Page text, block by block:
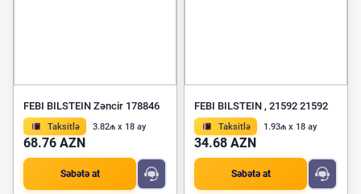
FEBI BILSTEIN Zəncir 178846
Taksitlə 3.82₼ x 18 ay
68.76 AZN
Səbətə at
FEBI BILSTEIN , 21592 21592
Taksitlə 1.93₼ x 18 ay
34.68 AZN
Səbətə at